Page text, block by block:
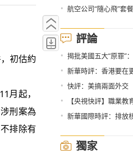
初估約
月起，
刑案為
排除有
• 航空公司“隨心飛”套
評論
• 揭批美國五大“原罪”
• 新華時評：香港要在
• 快評：美搞兩面外
• 【央視快評】職業
• 新華國際時評：排放
獨家